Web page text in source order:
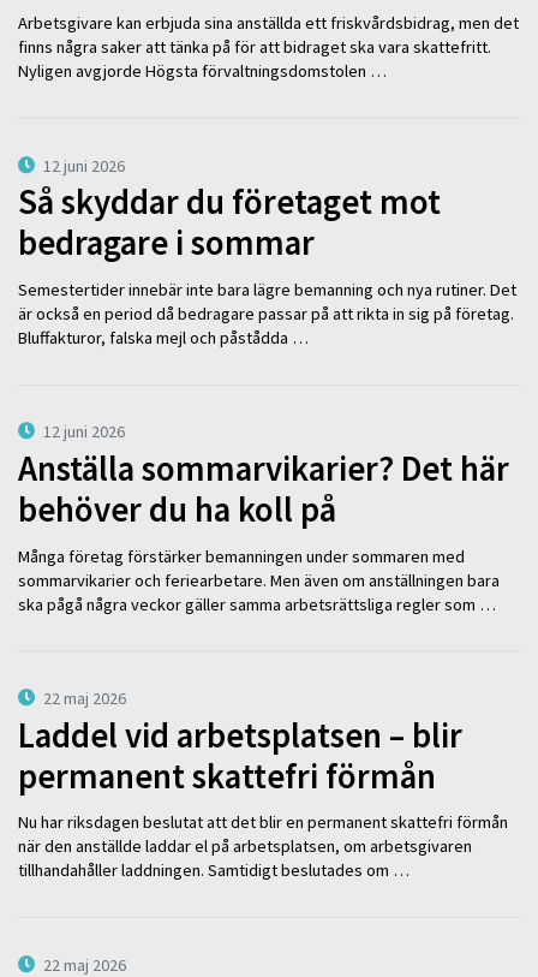
Arbetsgivare kan erbjuda sina anställda ett friskvårdsbidrag, men det
finns några saker att tänka på för att bidraget ska vara skattefritt.
Nyligen avgjorde Högsta förvaltningsdomstolen …
12 juni 2026
Så skyddar du företaget mot
bedragare i sommar
Semestertider innebär inte bara lägre bemanning och nya rutiner. Det
är också en period då bedragare passar på att rikta in sig på företag.
Bluffakturor, falska mejl och påstådda …
12 juni 2026
Anställa sommarvikarier? Det här
behöver du ha koll på
Många företag förstärker bemanningen under sommaren med
sommarvikarier och feriearbetare. Men även om anställningen bara
ska pågå några veckor gäller samma arbetsrättsliga regler som …
22 maj 2026
Laddel vid arbetsplatsen – blir
permanent skattefri förmån
Nu har riksdagen beslutat att det blir en permanent skattefri förmån
när den anställde laddar el på arbetsplatsen, om arbetsgivaren
tillhandahåller laddningen. Samtidigt beslutades om …
22 maj 2026